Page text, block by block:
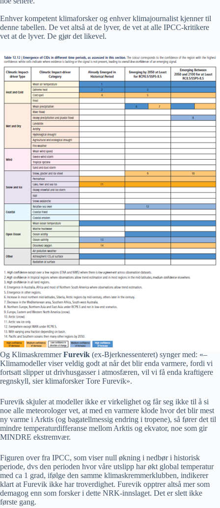
Enhver kompetent klimaforsker og enhver klimajournalist kjenner til
denne tabellen. De vet altså at de lyver, de vet at alle IPCC-kritikere
vet at de lyver. De gjør det likevel.
Og KlimaskremmerFurevik (ex-Bjerknessenteret) synger med: «–
Klimamodeller viser veldig godt at når det blir enda varmere, fordi vi
fortsatt slipper ut drivhusgasser i atmosfæren, vil vi få enda kraftigere
regnskyll, sier klimaforsker Tore Furevik».
Furevik skjuler at modeller ikke er virkelighet og får seg ikke til å si
noe alle meteorologer vet, at med en varmere klode hvor det blir mest
ny varme i Arktis (og bagatellmessig endring i tropene), så fører det til
mindre temperaturdifferanse mellom Arktis og ekvator, noe som gir
MINDRE ekstremvær.
Figuren over fra IPCC, som viser null økning i nedbør i historisk
periode, dvs den perioden hvor våre utslipp har økt global temperatur
med ca 1 grad, ifølge den samme klimaskremmerklubben, indikerer
klart at Furevik ikke har troverdighet. Furevik opptrer altså mer som
demagog enn som forsker i dette NRK-innslaget. Det er slett ikke
første gang.